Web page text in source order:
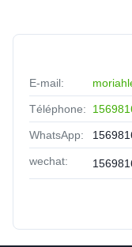
E-mail:
Téléphone:
WhatsApp:
wechat: